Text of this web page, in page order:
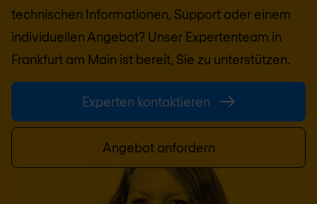
technischen Informationen, Support oder einem
individuellen Angebot? Unser Expertenteam in
Frankfurt am Main ist bereit, Sie zu unterstützen.
Experten kontaktieren
Angebot anfordern